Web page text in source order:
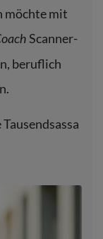
möchte mit
Scanner-
beruflich